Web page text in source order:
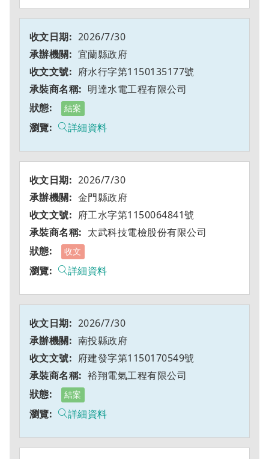
2026/7/30
宜蘭縣政府
府水行字第1150135177號
明達水電工程有限公司
結案
詳細資料
2026/7/30
金門縣政府
府工水字第1150064841號
太武科技電檢股份有限公司
收文
詳細資料
2026/7/30
南投縣政府
府建發字第1150170549號
裕翔電氣工程有限公司
結案
詳細資料